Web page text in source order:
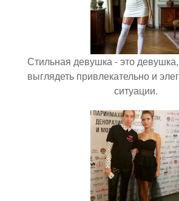
Стильная девушка - это
выглядеть привлекательно и
ситуации.